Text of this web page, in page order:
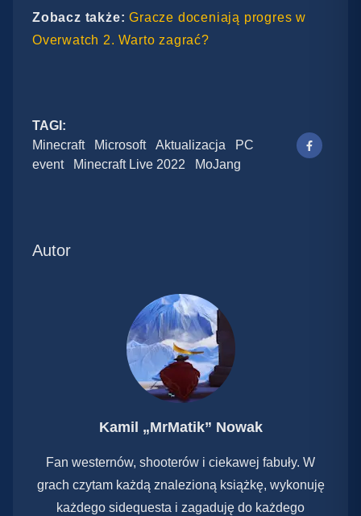
Zobacz także:Gracze doceniają progres w
Overwatch 2. Warto zagrać?
TAGI:
Minecraft
Microsoft Aktualizacja
PC
event
Minecraft Live 2022 MoJang
Autor
Kamil „MrMatik” Nowak
Fan westernów, shooterów i ciekawej fabuły. W
grach czytam każdą znalezioną książkę, wykonuję
każdego sidequesta i zagaduję do każdego